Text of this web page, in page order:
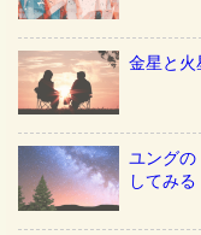
金星と火
ユングの
してみる